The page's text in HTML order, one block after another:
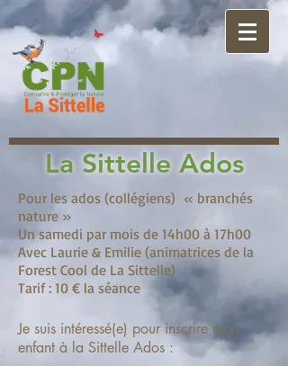
La Sittelle Ados
Pour les ados (collégiens) « branchés
nature »
Un samedi par mois de 14h00 à 17h00
Avec Laurie & Emilie (animatrices de la
Forest Cool de La Sittelle)
Tarif : 10 € la séance
Je suis intéressé(e) pour inscrire mon
enfant à la Sittelle Ados :